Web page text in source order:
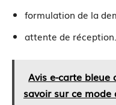
formulation de la
attente de réception.
Avis e-carte
savoir sur ce